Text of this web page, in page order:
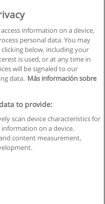
(ЦКПС)
E-mail
информации
- CIF : B-95610580: -
information on a device,
personal data. You may
below, including your
is used, or at any time in
will be signaled to our
data. Más información sobre
to provide:
scan device characteristics for
on a device.
content measurement,